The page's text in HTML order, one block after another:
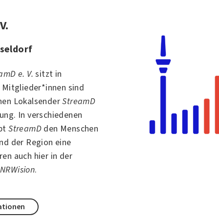
e. V. sitzt in
sind
LokalsenderStreamD
In verschiedenen
StreamD den Menschen
der Region eine
auch hier in der
NRWision.